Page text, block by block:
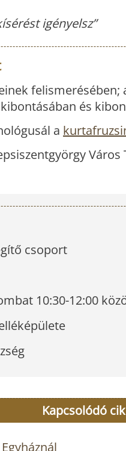
igényelsz”
és
a
csoport
10:30-12:00
Kapcsolódó